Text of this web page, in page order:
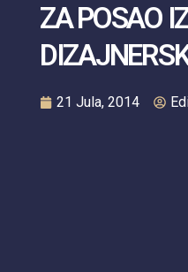
ZA POSAO
21 Jula, 2014